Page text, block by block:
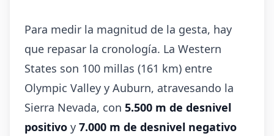
Para medir la magnitud de la gesta, hay
que repasar la cronología. La Western
States son 100 millas (161 km) entre
Olympic Valley y Auburn, atravesando la
Sierra Nevada, con 5.500 m de desnivel
positivo y 7.000 m de desnivel negativo